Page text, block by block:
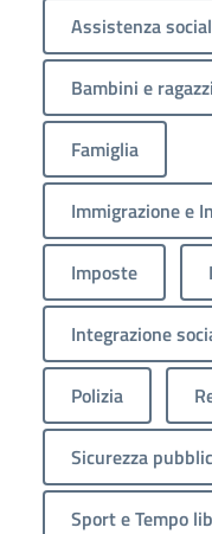
Assistenza
Bambini e ragazzi
Famiglia
Immigrazione e
Imposte
Integrazione
Polizia
Sicurezza
Sport e Tempo